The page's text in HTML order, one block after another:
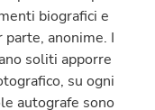
biografici e
anonime. I
soliti apporre
su ogni
autografe sono